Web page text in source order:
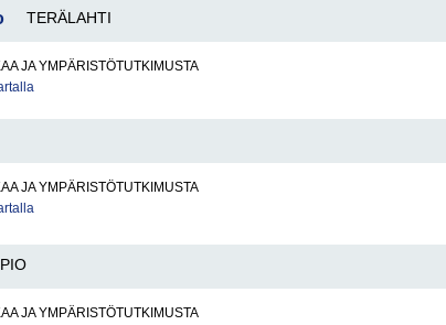
TERÄLAHTI
JA YMPÄRISTÖTUTKIMUSTA
JA YMPÄRISTÖTUTKIMUSTA
JA YMPÄRISTÖTUTKIMUSTA